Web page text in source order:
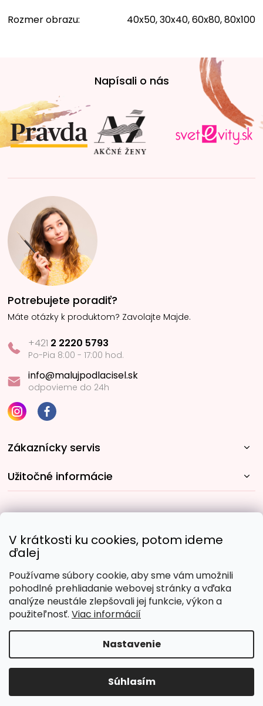
V krátkosti ku cookies, potom ideme
ďalej
Používame súbory cookie, aby sme vám umožnili
pohodlné prehliadanie webovej stránky a vďaka
analýze neustále zlepšovali jej funkcie, výkon a
použiteľnosť. Viac informácií
Nastavenie
Súhlasím
Rozmer obrazu: 40x50, 30x40, 60x80, 80x100
t
i
e
Napísali o nás
Potrebujete poradiť?
Máte otázky k produktom? Zavolajte Majde.
+421 2 2220 5793
Po-Pia 8:00 - 17:00 hod.
info@malujpodlacisel.sk
odpovieme do 24h
Zákaznícky servis
Užitočné informácie
Obľúbené spôsoby platby:
Copyright 2026Malujpodlacisel.sk. Všetky práva
vyhradené.Upraviť nastavenie cookies